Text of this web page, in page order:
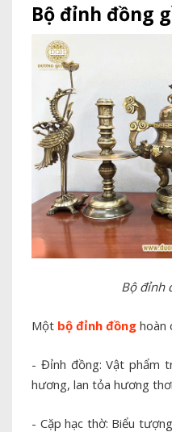
Bộ đỉnh đồng
Bộ đỉnh
Một bộ đỉnh đồng hoàn
- Đỉnh đồng: Vật phẩm
hương, lan tỏa hương
- Cặp hạc thờ: Biểu